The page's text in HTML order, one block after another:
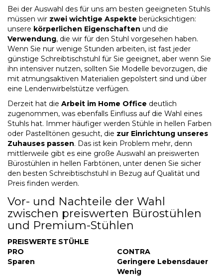
Bei der Auswahl des für uns am besten geeigneten Stuhls
müssen wir zwei wichtige Aspekte berücksichtigen:
unsere körperlichen Eigenschaften und die
Verwendung, die wir für den Stuhl vorgesehen haben.
Wenn Sie nur wenige Stunden arbeiten, ist fast jeder
günstige Schreibtischstuhl für Sie geeignet, aber wenn Sie
ihn intensiver nutzen, sollten Sie Modelle bevorzugen, die
mit atmungsaktiven Materialien gepolstert sind und über
eine Lendenwirbelstütze verfügen.
Derzeit hat die Arbeit im Home Office deutlich
zugenommen, was ebenfalls Einfluss auf die Wahl eines
Stuhls hat. Immer häufiger werden Stühle in hellen Farben
oder Pastelltönen gesucht, die zur Einrichtung unseres
Zuhauses passen. Das ist kein Problem mehr, denn
mittlerweile gibt es eine große Auswahl an preiswerten
Bürostühlen in hellen Farbtönen, unter denen Sie sicher
den besten Schreibtischstuhl in Bezug auf Qualität und
Preis finden werden.
Vor- und Nachteile der Wahl
zwischen preiswerten Bürostühlen
und Premium-Stühlen
PREISWERTE STÜHLE
PRO
CONTRA
Sparen
Geringere Lebensdauer
Wenig